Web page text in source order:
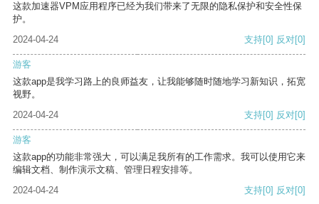
这款加速器VPM应用程序已经为我们带来了无限的隐私保护和安全性保
护。
2024-04-24
支持[0] 反对[0]
游客
这款app是我学习路上的良师益友，让我能够随时随地学习新知识，拓宽
视野。
2024-04-24
支持[0] 反对[0]
游客
这款app的功能非常强大，可以满足我所有的工作需求。我可以使用它来
编辑文档、制作演示文稿、管理日程安排等。
2024-04-24
支持[0] 反对[0]